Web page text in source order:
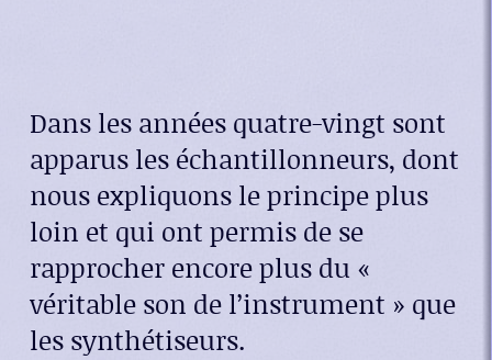
Dans les années quatre-vingt sont
apparus les échantillonneurs, dont
nous expliquons le principe plus
loin et qui ont permis de se
rapprocher encore plus du «
véritable son de l’instrument » que
les synthétiseurs.